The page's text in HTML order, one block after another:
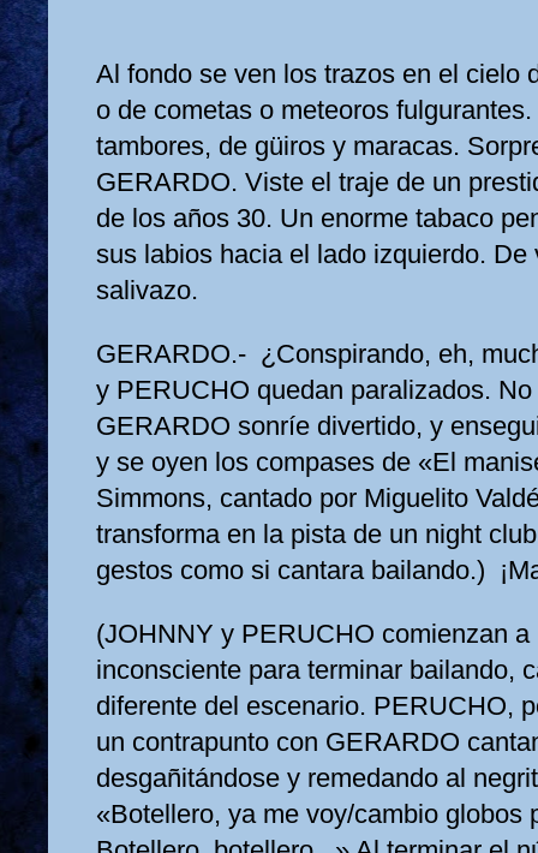
Al fondo se ven los trazos en el cielo
o de cometas o meteoros
tambores, de güiros y maracas.
GERARDO. Viste el traje de un
de los años 30. Un enorme tabaco
sus labios hacia el lado izquierdo. De
salivazo.
GERARDO.- ¿Conspirando, eh,
y PERUCHO quedan paralizados.
GERARDO sonríe divertido, y
y se oyen los compases de «El
Simmons, cantado por Miguelito
transforma en la pista de un night
gestos como si cantara bailando.)
(JOHNNY y PERUCHO comienzan
inconsciente para terminar bailando,
diferente del escenario. PERUCHO,
un contrapunto con GERARDO
desgañitándose y remedando al
«Botellero, ya me voy/cambio globos